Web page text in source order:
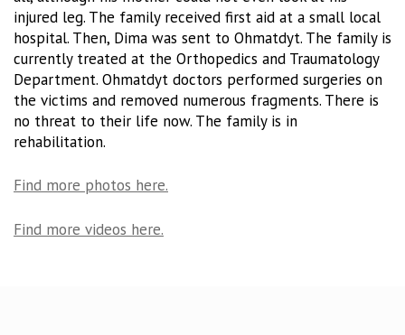
injured leg. The family received first aid at a small local
hospital. Then, Dima was sent to Ohmatdyt. The family is
currently treated at the Orthopedics and Traumatology
Department. Ohmatdyt doctors performed surgeries on
the victims and removed numerous fragments. There is
no threat to their life now. The family is in
rehabilitation.
Find more photos here.
Find more videos here.